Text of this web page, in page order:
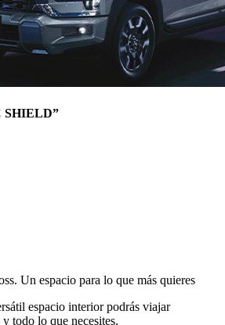
SHIELD”
Un espacio para lo que más quieres
espacio interior podrás viajar
todo lo que necesites.